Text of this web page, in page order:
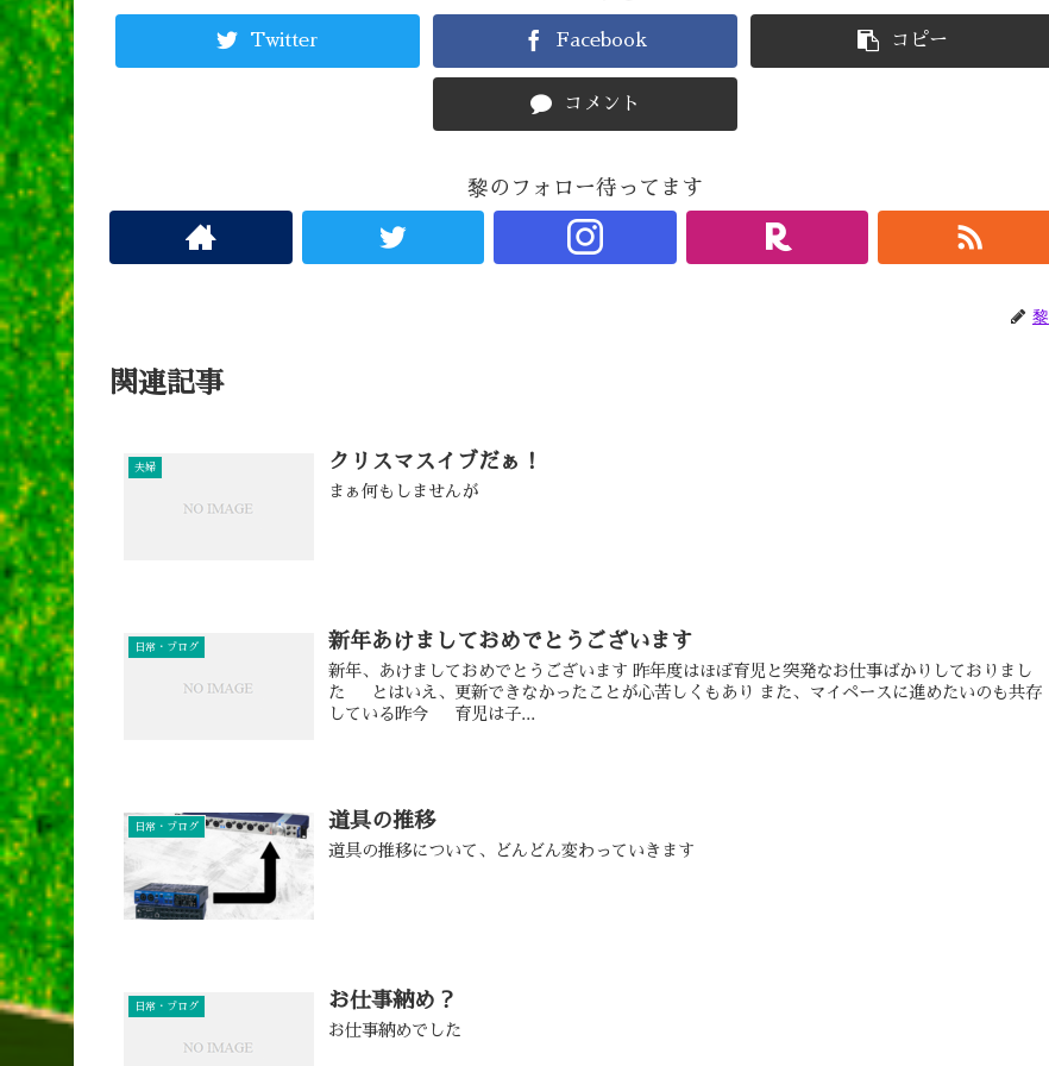
Twitter Facebook コピー
コメント
黎のフォロー待ってます
黎
関連記事
夫婦 クリスマスイブだぁ！
まぁ何もしませんが
日常・ブログ 新年あけましておめでとうございます
新年、あけましておめでとうございます 昨年度はほぼ育児と突発なお仕事ばかりしておりまし
た とはいえ、更新できなかったことが心苦しくもあり また、マイペースに進めたいのも共存
している昨今 育児は子...
日常・ブログ 道具の推移
道具の推移について、どんどん変わっていきます
日常・ブログ お仕事納め？
お仕事納めでした